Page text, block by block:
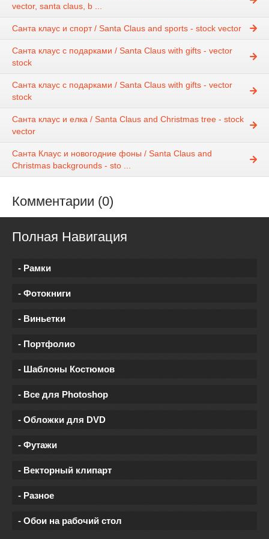
vector, santa claus, b ...
Санта клаус и спорт / Santa Claus and sports - stock vector
Санта клаус с подарками / Santa Claus with gifts - vector
stock
Санта клаус с подарками / Santa Claus with gifts - vector
stock
Санта клаус и елка / Santa Claus and Christmas tree - stock
vector
Санта Клаус и новогодние фоны / Santa Claus and
Christmas backgrounds - sto ...
Комментарии (0)
Полная Навигация
- Рамки
- Фотокниги
- Виньетки
- Портфолио
- Шаблоны Костюмов
- Все для Photoshop
- Обложки для DVD
- Футажи
- Векторный клипарт
- Разное
- Обои на рабочий стол